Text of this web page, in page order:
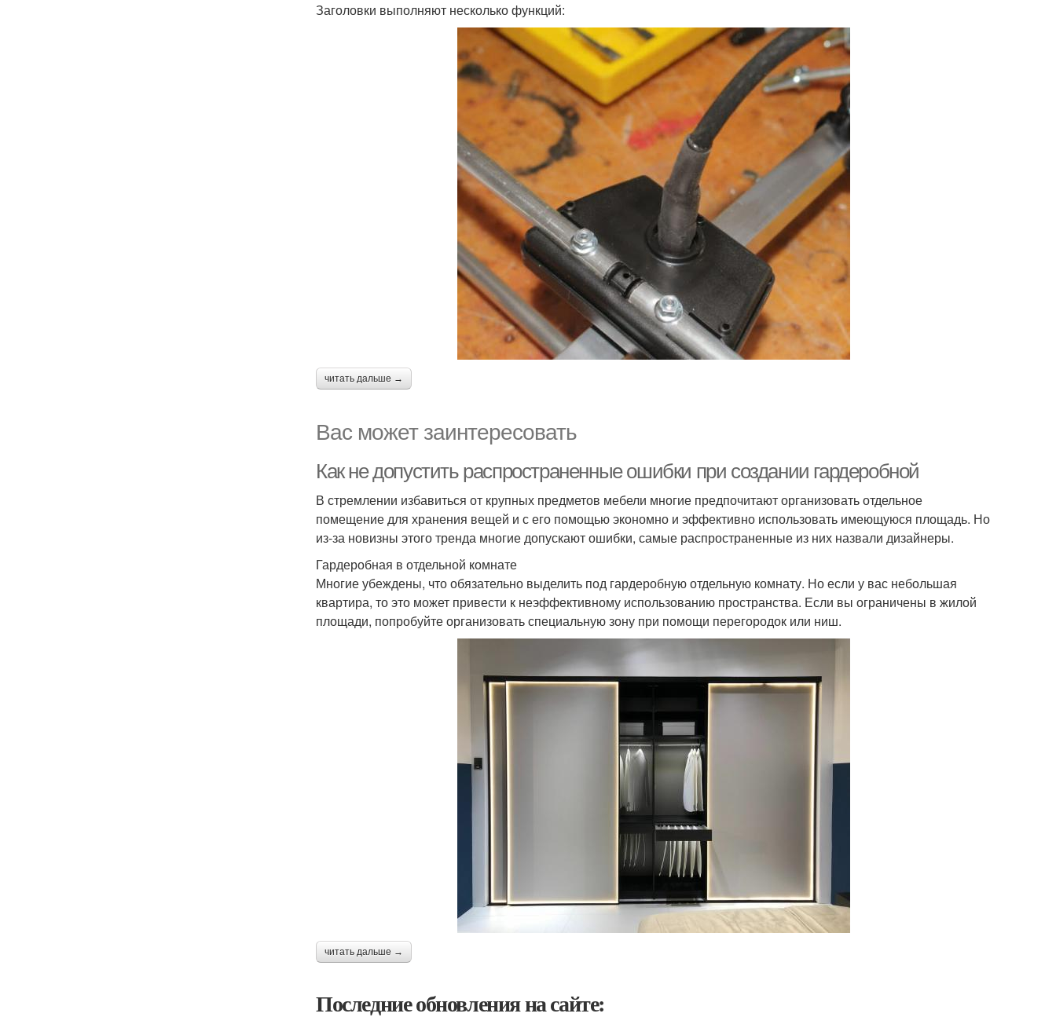
Заголовки выполняют несколько функций:
читать дальше →
Вас может заинтересовать
Как не допустить распространенные ошибки при создании гардеробной
В стремлении избавиться от крупных предметов мебели многие предпочитают организовать отдельное
помещение для хранения вещей и с его помощью экономно и эффективно использовать имеющуюся площадь. Но
из-за новизны этого тренда многие допускают ошибки, самые распространенные из них назвали дизайнеры.
Гардеробная в отдельной комнате
Многие убеждены, что обязательно выделить под гардеробную отдельную комнату. Но если у вас небольшая
квартира, то это может привести к неэффективному использованию пространства. Если вы ограничены в жилой
площади, попробуйте организовать специальную зону при помощи перегородок или ниш.
читать дальше →
Последние обновления на сайте: